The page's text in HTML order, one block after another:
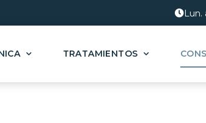
Lun.
TRATAMIENTOS